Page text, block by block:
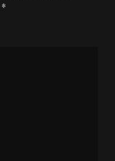
*